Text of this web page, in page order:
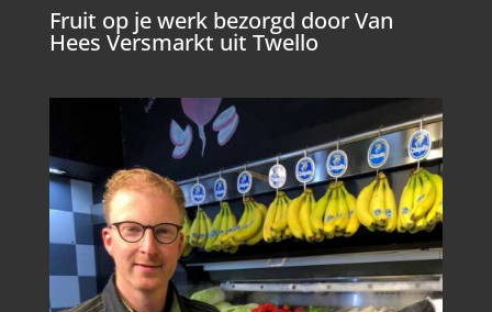
Fruit op je werk bezorgd door Van
Hees Versmarkt uit Twello